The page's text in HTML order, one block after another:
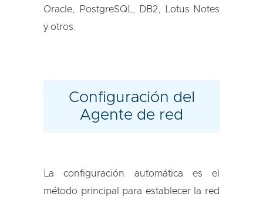
Oracle, PostgreSQL, DB2, Lotus Notes
y otros.
Configuración del
Agente de red
La configuración automática es el
método principal para establecer la red